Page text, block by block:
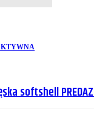
softshell